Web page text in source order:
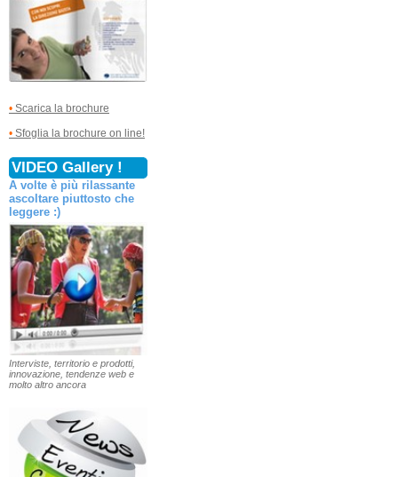
• Scarica la brochure
• Sfoglia la brochure on line!
VIDEO Gallery !
A volte è più rilassante
ascoltare piuttosto che
leggere :)
Interviste, territorio e prodotti,
innovazione, tendenze web e
molto altro ancora